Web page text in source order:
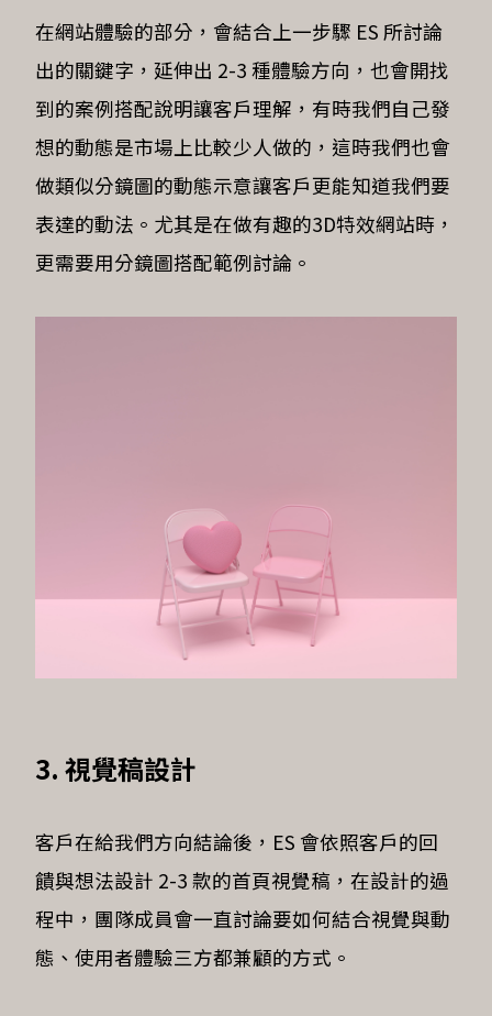
在網站體驗的部分，會結合上一步驟 ES 所討論
出的關鍵字，延伸出 2-3 種體驗方向，也會開找
到的案例搭配說明讓客戶理解，有時我們自己發
想的動態是市場上比較少人做的，這時我們也會
做類似分鏡圖的動態示意讓客戶更能知道我們要
表達的動法。尤其是在做有趣的3D特效網站時，
更需要用分鏡圖搭配範例討論。
3. 視覺稿設計
客戶在給我們方向結論後，ES 會依照客戶的回
饋與想法設計 2-3 款的首頁視覺稿，在設計的過
程中，團隊成員會一直討論要如何結合視覺與動
態、使用者體驗三方都兼顧的方式。